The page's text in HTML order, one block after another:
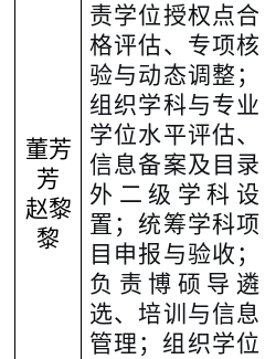
董芳
芳
赵黎
黎
责学位授权点合
格评估、专项核
验与动态调整；
组织学科与专业
学位水平评估、
信息备案及目录
外二级学科设
置；统筹学科项
目申报与验收；
负责博硕导遴
选、培训与信息
管理；组织学位